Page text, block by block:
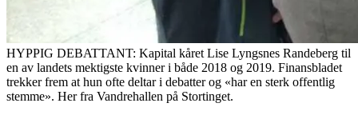
HYPPIG DEBATTANT: Kapital kåret Lise Lyngsnes Randeberg til
en av landets mektigste kvinner i både 2018 og 2019. Finansbladet
trekker frem at hun ofte deltar i debatter og «har en sterk offentlig
stemme». Her fra Vandrehallen på Stortinget.